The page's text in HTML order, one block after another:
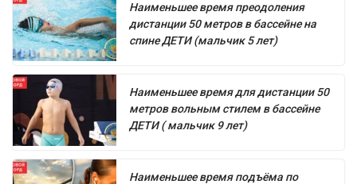
Наименьшее время преодоления
дистанции 50 метров в бассейне на
спине ДЕТИ (мальчик 5 лет)
Наименьшее время для дистанции 50
метров вольным стилем в бассейне
ДЕТИ ( мальчик 9 лет)
Наименьшее время подъёма по